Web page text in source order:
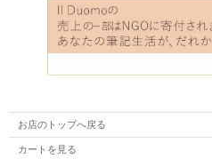
お店のトップへ戻る
カートを見る